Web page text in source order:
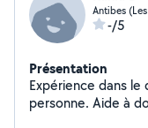
Antibes
-/5
Présentation
Expérience dans le
personne. Aide à